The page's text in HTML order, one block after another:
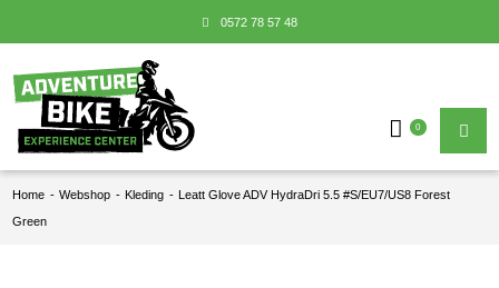
0572 78 57 48
0
Home - Webshop - Kleding - Leatt Glove ADV HydraDri 5.5 #S/EU7/US8 Forest
Green